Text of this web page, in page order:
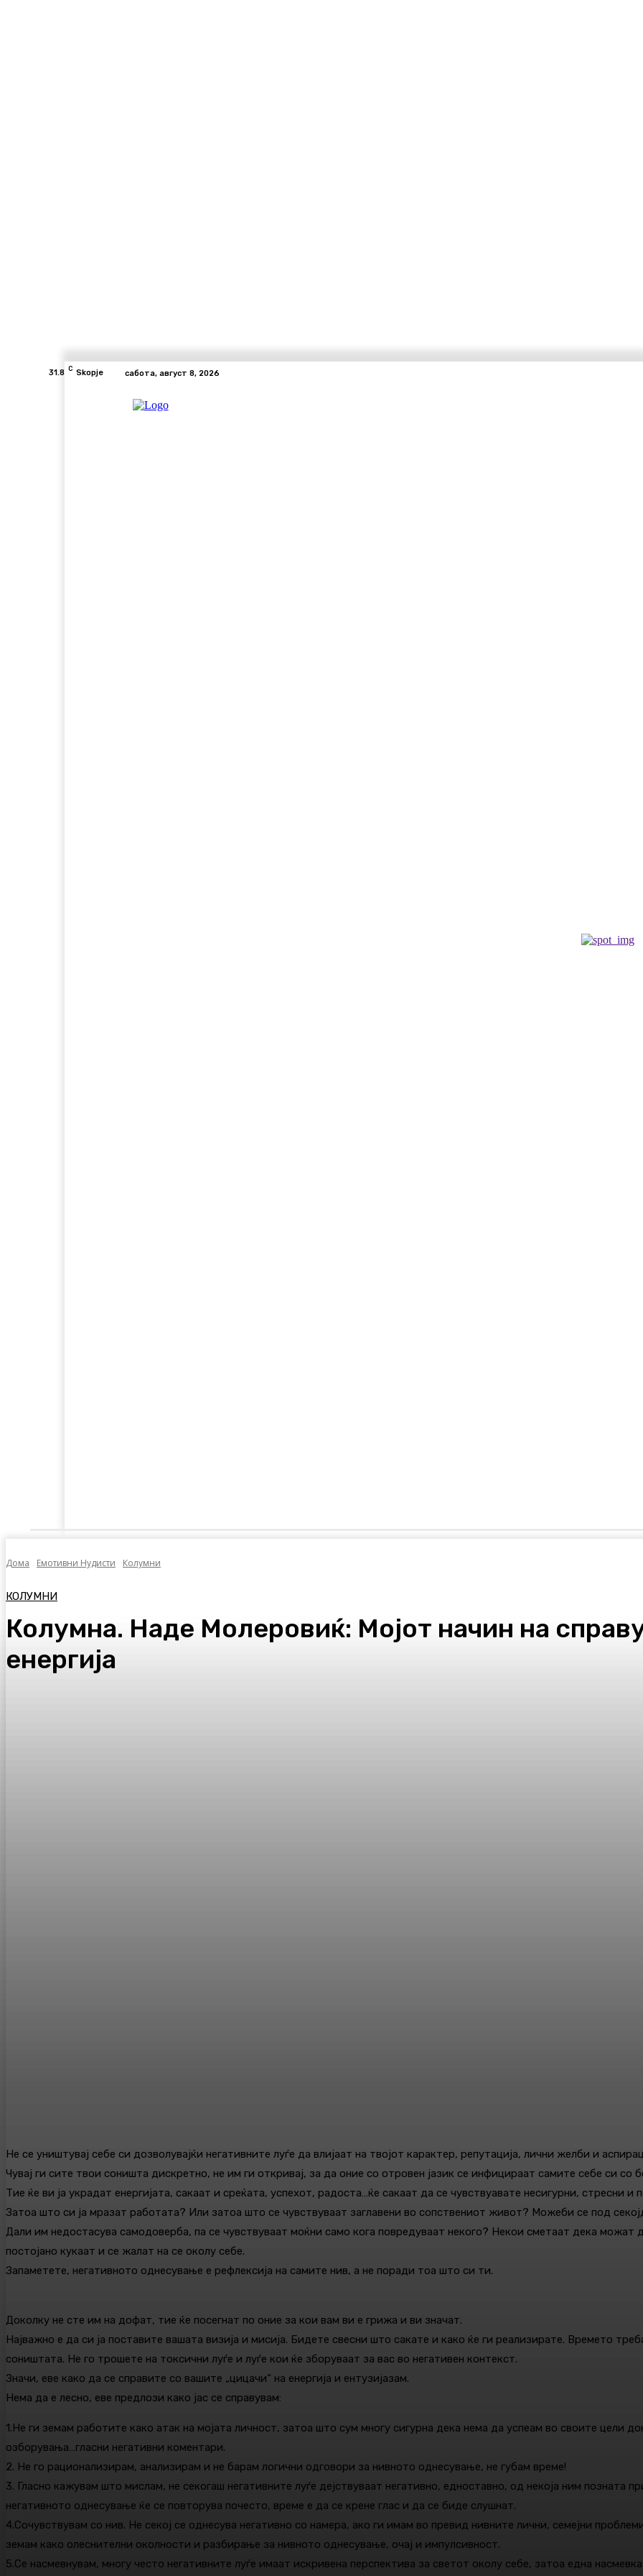
31.8 C Skopje сабота, август 8, 2026
Дома Емотивни Нудисти Колумни
КОЛУМНИ
Колумна. Наде Молеровиќ: Мојот начин на
енергија
Не се уништувај себе си дозволувајќи негативните луѓе да влијаат на твојот карактер, репутација, лични желби и
Чувај ги сите твои соништа дискретно, не им ги откривај, за да оние со отровен јазик се инфицираат самите себе си со
Тие ќе ви ја украдат енергијата, сакаат и среќата, успехот, радоста…ќе сакаат да се чувствуавате несигурни, стресни
Затоа што си ја мразат работата? Или затоа што се чувствуваат заглавени во сопствениот живот? Можеби се под
Дали им недостасува самодоверба, па се чувствуваат моќни само кога повредуваат некого? Некои сметаат дека можат
постојано кукаат и се жалат на се околу себе.
Запаметете, негативното однесување е рефлексија на самите нив, а не поради тоа што си ти.
Доколку не сте им на дофат, тие ќе посегнат по оние за кои вам ви е грижа и ви значат.
Најважно е да си ја поставите вашата визија и мисија. Бидете свесни што сакате и како ќе ги реализирате. Времето
соништата. Не го трошете на токсични луѓе и луѓе кои ќе зборуваат за вас во негативен контекст.
Значи, еве како да се справите со вашите „цицачи“ на енергија и ентузијазам.
Нема да е лесно, еве предлози како јас се справувам:
1.Не ги земам работите како атак на мојата личност, затоа што сум многу сигурна дека нема да успеам во своите цели
озборувања…гласни негативни коментари.
2. Не го рационализирам, анализирам и не барам логични одговори за нивното однесување, не губам време!
3. Гласно кажувам што мислам, не секогаш негативните луѓе дејствуваат негативно, едноставно, од некоја ним позната
негативното однесување ќе се повторува почесто, време е да се крене глас и да се биде слушнат.
4.Сочувствувам со нив. Не секој се однесува негативно со намера, ако ги имам во превид нивните лични, семејни
земам како олеснителни околности и разбирање за нивното однесување, очај и импулсивност.
5.Се насмевнувам, многу често негативните луѓе имаат искривена перспектива за светот околу себе, затоа една